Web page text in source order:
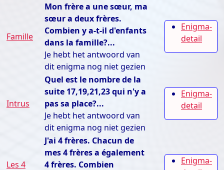
Famille
Mon frère a une sœur, ma
sœur a deux frères.
Combien y a-t-il d'enfants
dans la famille?...
Je hebt het antwoord van
dit enigma nog niet gezien
Enigma-
detail
Intrus
Quel est le nombre de la
suite 17,19,21,23 qui n'y a
pas sa place?...
Je hebt het antwoord van
dit enigma nog niet gezien
Enigma-
detail
Les 4
J'ai 4 frères. Chacun de
mes 4 frères a également
4 frères. Combien
Enigma-